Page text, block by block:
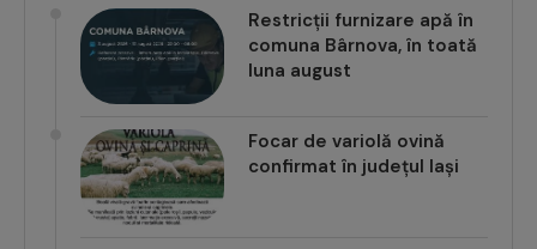
Restricții furnizare apă în
comuna Bârnova, în toată
luna august
Focar de variolă ovină
confirmat în județul Iași